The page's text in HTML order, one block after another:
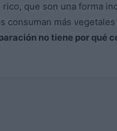
rico, que son una forma
consuman más
no tiene por qué